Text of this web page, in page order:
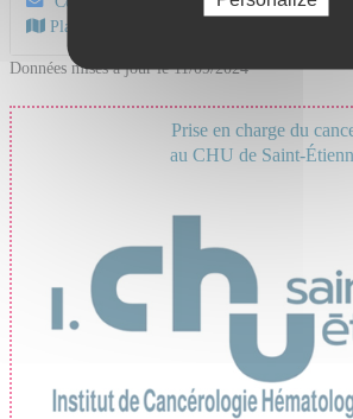
Plan d'accès au CHU
Données mises à jour le 11/09/2024
Prise en charge du
au CHU de Saint-